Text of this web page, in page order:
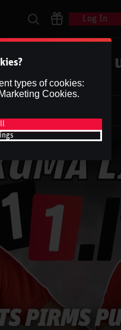
Log In
Jānis Celmiņš
types of cookies:
Cookies.